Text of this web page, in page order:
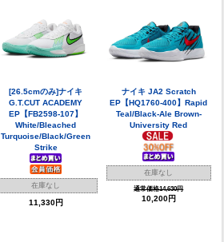
[26.5cmのみ]ナイキ
G.T.CUT ACADEMY
EP【FB2598-107】
White/Bleached
Turquoise/Black/Green
Strike
在庫なし
11,330円
ナイキ JA2 Scratch
EP【HQ1760-400】Rapid
Teal/Black-Ale Brown-
University Red
在庫なし
通常価格14,630円
10,200円